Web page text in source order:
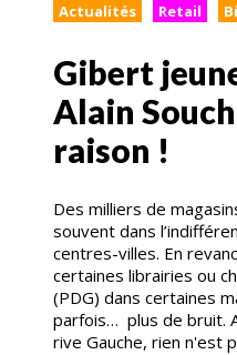
Actualités Retail
Gibert
Alain
raison !
Des milliers de
souvent dans
centres-villes. En
certaines librairies ou
(PDG) dans certaines
parfois… plus de bruit.
rive Gauche, rien n'est